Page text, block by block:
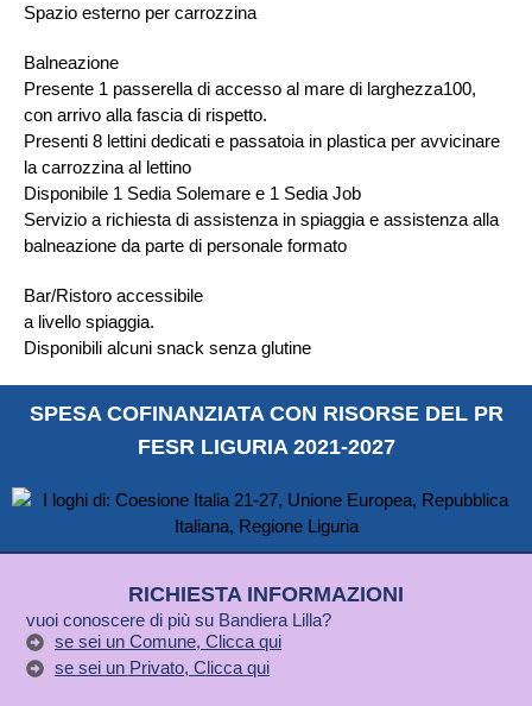
Spazio esterno per carrozzina
Balneazione
Presente 1 passerella di accesso al mare di larghezza100,
con arrivo alla fascia di rispetto.
Presenti 8 lettini dedicati e passatoia in plastica per avvicinare
la carrozzina al lettino
Disponibile 1 Sedia Solemare e 1 Sedia Job
Servizio a richiesta di assistenza in spiaggia e assistenza alla
balneazione da parte di personale formato
Bar/Ristoro accessibile
a livello spiaggia.
Disponibili alcuni snack senza glutine
SPESA COFINANZIATA CON RISORSE DEL PR
FESR LIGURIA 2021-2027
RICHIESTA INFORMAZIONI
vuoi conoscere di più su Bandiera Lilla?
se sei un Comune, Clicca qui
se sei un Privato, Clicca qui